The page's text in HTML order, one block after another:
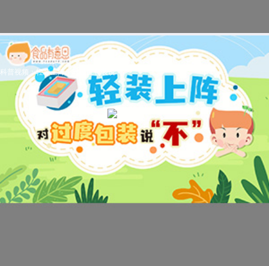
科普视频：轻装上阵，对过度包装说“不”